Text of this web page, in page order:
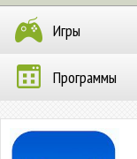
Игры
Программы